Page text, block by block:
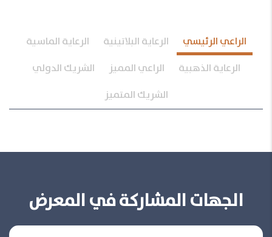
الراعي الرئيسي الرعاية البلاتينية
الرعاية الماسية
الرعاية الذهبية
الراعي المميز
الشريك الدولي
الشريك المتميز
الجهات المشاركة في المعرض